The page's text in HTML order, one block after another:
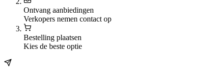
Ontvang aanbiedingen
Verkopers nemen contact op
Bestelling plaatsen
Kies de beste optie